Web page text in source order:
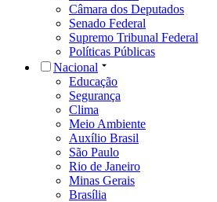
Câmara dos Deputados
Senado Federal
Supremo Tribunal Federal
Políticas Públicas
Nacional
Educação
Segurança
Clima
Meio Ambiente
Auxílio Brasil
São Paulo
Rio de Janeiro
Minas Gerais
Brasília